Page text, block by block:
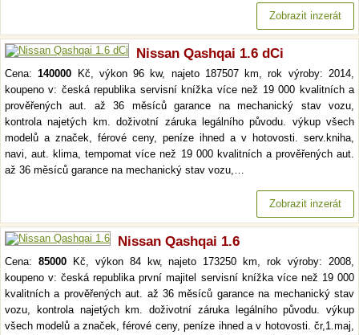
Zobrazit inzerát
Nissan Qashqai 1.6 dCi
Cena:140000 Kč, výkon 96 kw, najeto 187507 km, rok výroby: 2014,
koupeno v: česká republika servisní knížka více než 19 000 kvalitních a
prověřených aut. až 36 měsíců garance na mechanický stav vozu,
kontrola najetých km. doživotní záruka legálního původu. výkup všech
modelů a značek, férové ceny, peníze ihned a v hotovosti. serv.kniha,
navi, aut. klima, tempomat více než 19 000 kvalitních a prověřených aut.
až 36 měsíců garance na mechanický stav vozu,…
Zobrazit inzerát
Nissan Qashqai 1.6
Cena: 85000Kč, výkon 84 kw, najeto 173250 km, rok výroby: 2008,
koupeno v: česká republika první majitel servisní knížka více než 19 000
kvalitních a prověřených aut. až 36 měsíců garance na mechanický stav
vozu, kontrola najetých km. doživotní záruka legálního původu. výkup
všech modelů a značek, férové ceny, peníze ihned a v hotovosti. čr,1.maj,